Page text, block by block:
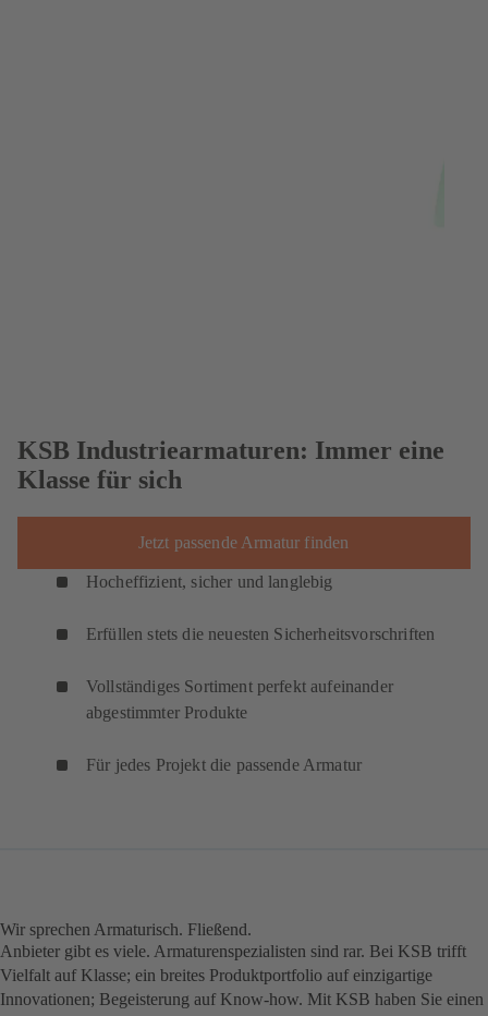
KSB Industriearmaturen: Immer eine
Klasse für sich
Jetzt passende Armatur finden
Hocheffizient, sicher und langlebig
Erfüllen stets die neuesten Sicherheitsvorschriften
Vollständiges Sortiment perfekt aufeinander
abgestimmter Produkte
Für jedes Projekt die passende Armatur
Wir sprechen Armaturisch. Fließend.
Anbieter gibt es viele. Armaturenspezialisten sind rar. Bei KSB trifft
Vielfalt auf Klasse; ein breites Produktportfolio auf einzigartige
Innovationen; Begeisterung auf Know-how. Mit KSB haben Sie einen